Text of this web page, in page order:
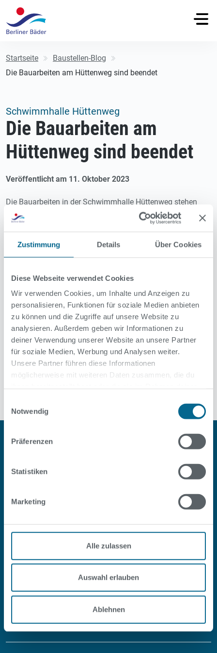
Zustimmung Details Über Cookies
Diese Webseite verwendet Cookies
Wir verwenden Cookies, um Inhalte und Anzeigen zu
personalisieren, Funktionen für soziale Medien anbieten
zu können und die Zugriffe auf unsere Website zu
analysieren. Außerdem geben wir Informationen zu
deiner Verwendung unserer Website an unsere Partner
für soziale Medien, Werbung und Analysen weiter.
Unsere Partner führen diese Informationen
möglicherweise mit weiteren Daten zusammen, die du
Notwendig
Präferenzen
Statistiken
Marketing
Alle zulassen
Auswahl erlauben
Ablehnen
Startseite
Baustellen-Blog
Die Bauarbeiten am Hüttenweg sind beendet
Schwimmhalle Hüttenweg
Die Bauarbeiten am
Hüttenweg sind beendet
Veröffentlicht am 11. Oktober 2023
Die Bauarbeiten in der Schwimmhalle Hüttenweg stehen
kurz vor der Fertigstellung. In der Schwimmhalle musste das
Wassersystem für die automatisierte thermische
Desinfektion erneuert werden. Dabei wurden auch gleich die
Duschräume neu gefliest und erhielten neue Armaturen.
Wasserwerte kontrolliert und eine Freigabe durch das
Wiederinbetriebnahme des Bades vorliegt, werden wir an
dieser Stelle den Eröffnungstermin bekannt geben.
Alle News
#SOPOOLISTNURBERLIN
Facebook InstagramYoutube LinkedIn
Über uns